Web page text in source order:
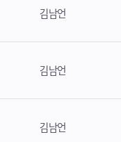
김남언
김남언
김남언